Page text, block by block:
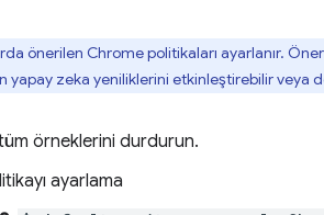
önerilen Chrome politikaları ayarlanır.
yapay zeka yeniliklerini etkinleştirebilir veya
örneklerini durdurun.
ayarlama